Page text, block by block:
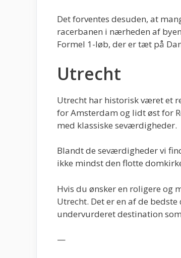
Det forventes desuden, at
racerbanen i nærheden af
Formel 1-løb, der er tæt på
Utrecht
Utrecht har historisk været et
for Amsterdam og lidt øst for
med klassiske seværdigheder.
Blandt de seværdigheder vi
ikke mindst den flotte
Hvis du ønsker en roligere og
Utrecht. Det er en af de
undervurderet destination
—